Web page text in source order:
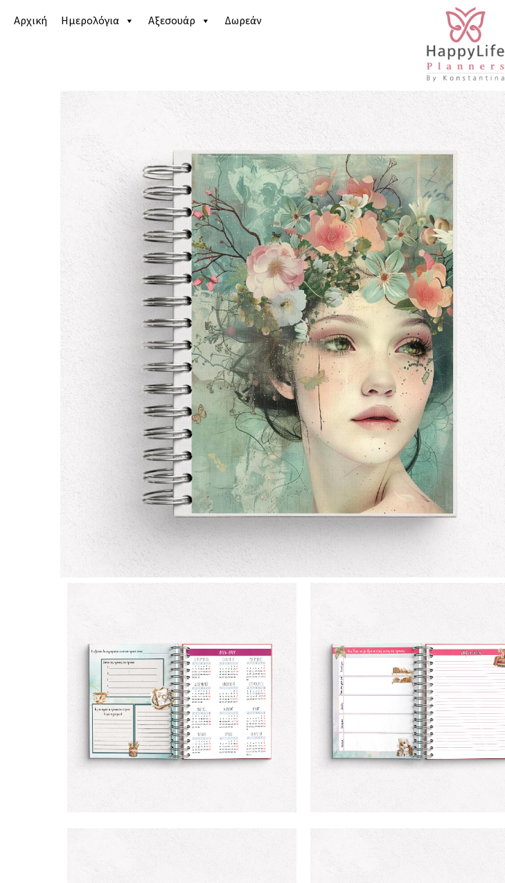
Αρχική Ημερολόγια Αξεσουάρ Δωρεάν
Ημερολόγιο Δασκάλας